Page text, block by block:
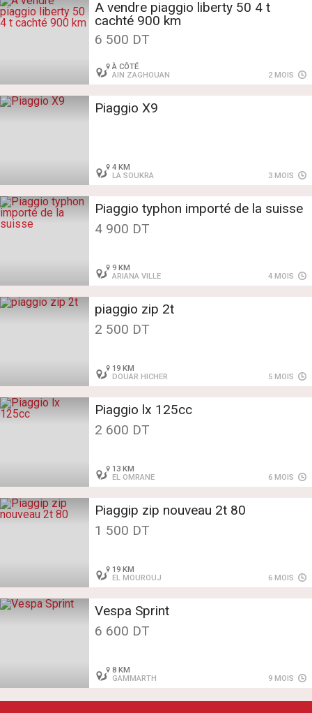
A vendre piaggio liberty 50 4 t
cachté 900 km
6 500 DT
À CÔTÉ
AIN ZAGHOUAN
2 MOIS
Piaggio X9
4 KM
LA SOUKRA
3 MOIS
Piaggio typhon importé de la suisse
4 900 DT
9 KM
ARIANA VILLE
4 MOIS
piaggio zip 2t
2 500 DT
19 KM
DOUAR HICHER
5 MOIS
Piaggio lx 125cc
2 600 DT
13 KM
EL OMRANE
6 MOIS
Piaggip zip nouveau 2t 80
1 500 DT
19 KM
EL MOUROUJ
6 MOIS
Vespa Sprint
6 600 DT
8 KM
GAMMARTH
9 MOIS